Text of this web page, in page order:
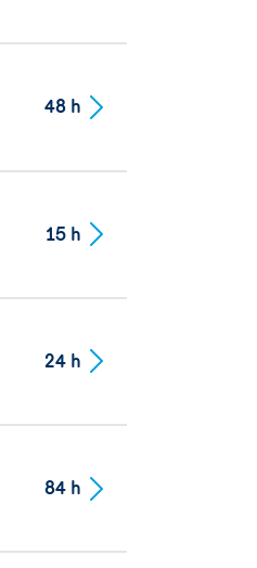
48 h
15 h
24 h
84 h